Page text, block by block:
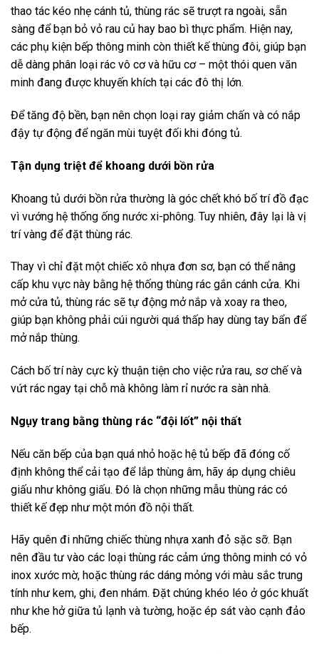
thao tác kéo nhẹ cánh tủ, thùng rác sẽ trượt ra ngoài, sẵn
sàng để bạn bỏ vỏ rau củ hay bao bì thực phẩm. Hiện nay,
các phụ kiện bếp thông minh còn thiết kế thùng đôi, giúp bạn
dễ dàng phân loại rác vô cơ và hữu cơ – một thói quen văn
minh đang được khuyến khích tại các đô thị lớn.
Để tăng độ bền, bạn nên chọn loại ray giảm chấn và có nắp
đậy tự động để ngăn mùi tuyệt đối khi đóng tủ.
Tận dụng triệt để khoang dưới bồn rửa
Khoang tủ dưới bồn rửa thường là góc chết khó bố trí đồ đạc
vì vướng hệ thống ống nước xi-phông. Tuy nhiên, đây lại là vị
trí vàng để đặt thùng rác.
Thay vì chỉ đặt một chiếc xô nhựa đơn sơ, bạn có thể nâng
cấp khu vực này bằng hệ thống thùng rác gắn cánh cửa. Khi
mở cửa tủ, thùng rác sẽ tự động mở nắp và xoay ra theo,
giúp bạn không phải cúi người quá thấp hay dùng tay bẩn để
mở nắp thùng.
Cách bố trí này cực kỳ thuận tiện cho việc rửa rau, sơ chế và
vứt rác ngay tại chỗ mà không làm rỉ nước ra sàn nhà.
Ngụy trang bằng thùng rác “đội lốt” nội thất
Nếu căn bếp của bạn quá nhỏ hoặc hệ tủ bếp đã đóng cố
định không thể cải tạo để lắp thùng âm, hãy áp dụng chiêu
giấu như không giấu. Đó là chọn những mẫu thùng rác có
thiết kế đẹp như một món đồ nội thất.
Hãy quên đi những chiếc thùng nhựa xanh đỏ sặc sỡ. Bạn
nên đầu tư vào các loại thùng rác cảm ứng thông minh có vỏ
inox xước mờ, hoặc thùng rác dáng mỏng với màu sắc trung
tính như kem, ghi, đen nhám. Đặt chúng khéo léo ở góc khuất
như khe hở giữa tủ lạnh và tường, hoặc ép sát vào cạnh đảo
bếp.